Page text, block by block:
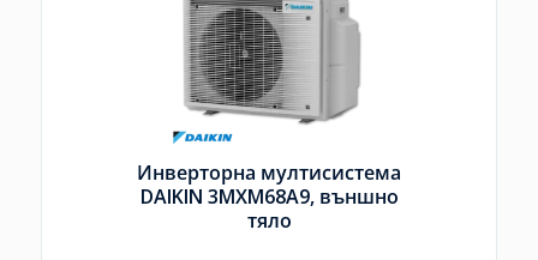
Инверторна мултисистема
DAIKIN 3MXM68A9, външно
тяло